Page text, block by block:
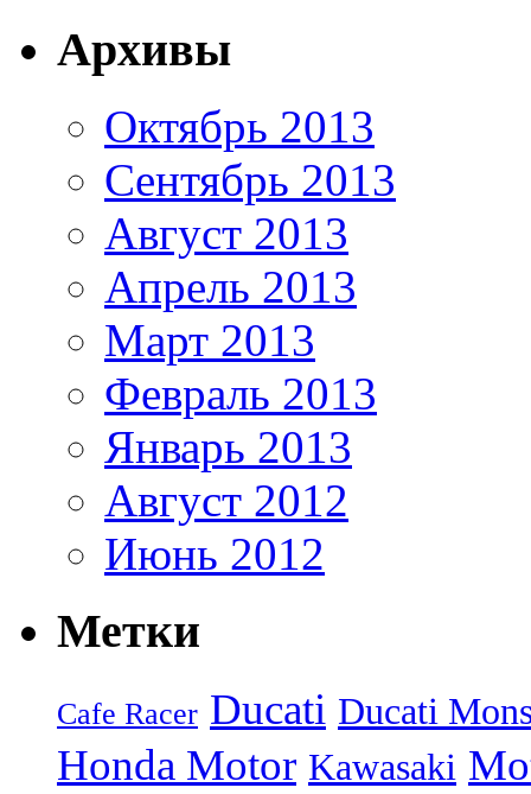
Архивы
Октябрь 2013
Сентябрь 2013
Август 2013
Апрель 2013
Март 2013
Февраль 2013
Январь 2013
Август 2012
Июнь 2012
Метки
Cafe Racer Ducati Ducati
Honda Motor Kawasaki